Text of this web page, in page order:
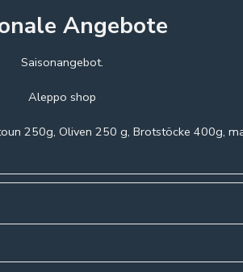
Angebote
Saisonangebot.
Aleppo shop
250g, Oliven 250 g, Brotstöcke 400g,